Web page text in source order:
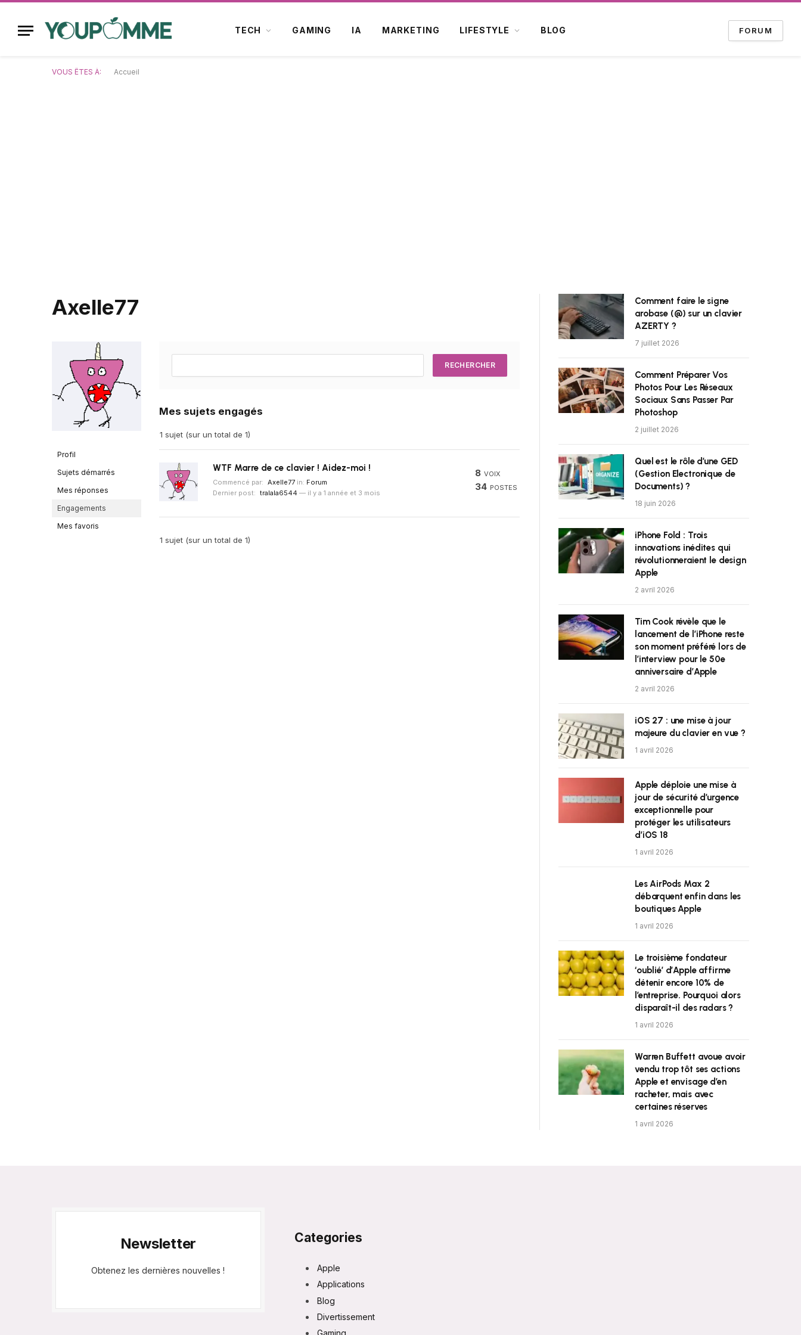
TECH GAMING IA MARKETING LIFESTYLE BLOG FORUM
VOUS ÊTES À: Accueil
Axelle77
Profil
Sujets démarrés
Mes réponses
Engagements
Mes favoris
Mes sujets engagés
1 sujet (sur un total de 1)
WTF Marre de ce clavier ! Aidez-moi !
Commencé par: Axelle77 in: Forum
Dernier post: tralala6544 — il y a 1 année et 3 mois
8 VOIX
34 POSTES
1 sujet (sur un total de 1)
Comment faire le signe
arobase (@) sur un clavier
AZERTY ?
7 juillet 2026
Comment Préparer Vos
Photos Pour Les Réseaux
Sociaux Sans Passer Par
Photoshop
2 juillet 2026
Quel est le rôle d’une GED
(Gestion Electronique de
Documents) ?
18 juin 2026
iPhone Fold : Trois
innovations inédites qui
révolutionneraient le design
Apple
2 avril 2026
Tim Cook révèle que le
lancement de l’iPhone reste
son moment préféré lors de
l’interview pour le 50e
anniversaire d’Apple
2 avril 2026
iOS 27 : une mise à jour
majeure du clavier en vue ?
1 avril 2026
Apple déploie une mise à
jour de sécurité d’urgence
exceptionnelle pour
protéger les utilisateurs
d’iOS 18
1 avril 2026
Les AirPods Max 2
débarquent enfin dans les
boutiques Apple
1 avril 2026
Le troisième fondateur
‘oublié’ d’Apple affirme
détenir encore 10% de
l’entreprise. Pourquoi alors
disparaît-il des radars ?
1 avril 2026
Warren Buffett avoue avoir
vendu trop tôt ses actions
Apple et envisage d’en
racheter, mais avec
certaines réserves
1 avril 2026
Newsletter
Obtenez les dernières nouvelles !
Categories
Apple
Applications
Blog
Divertissement
Gaming